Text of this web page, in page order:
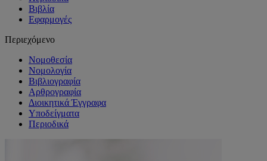
Βιβλία
Εφαρμογές
Περιεχόμενο
Νομοθεσία
Νομολογία
Βιβλιογραφία
Αρθρογραφία
Διοικητικά Έγγραφα
Υποδείγματα
Περιοδικά